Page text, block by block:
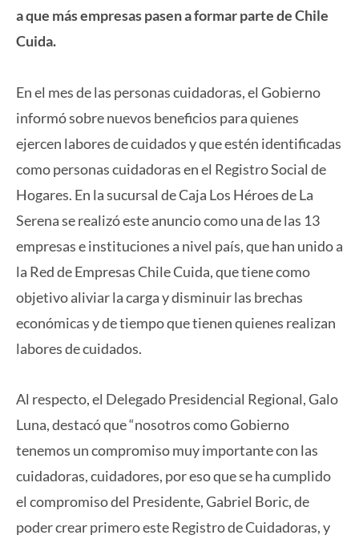
a que más empresas pasen a formar parte de Chile
Cuida.
En el mes de las personas cuidadoras, el Gobierno
informó sobre nuevos beneficios para quienes
ejercen labores de cuidados y que estén identificadas
como personas cuidadoras en el Registro Social de
Hogares. En la sucursal de Caja Los Héroes de La
Serena se realizó este anuncio como una de las 13
empresas e instituciones a nivel país, que han unido a
la Red de Empresas Chile Cuida, que tiene como
objetivo aliviar la carga y disminuir las brechas
económicas y de tiempo que tienen quienes realizan
labores de cuidados.
Al respecto, el Delegado Presidencial Regional, Galo
Luna, destacó que “nosotros como Gobierno
tenemos un compromiso muy importante con las
cuidadoras, cuidadores, por eso que se ha cumplido
el compromiso del Presidente, Gabriel Boric, de
poder crear primero este Registro de Cuidadoras, y